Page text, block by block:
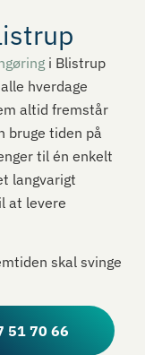
i Blistrup
hverdage
altid fremstår
bruge tiden på
til én enkelt
langvarigt
at levere
skal svinge
51 70 66